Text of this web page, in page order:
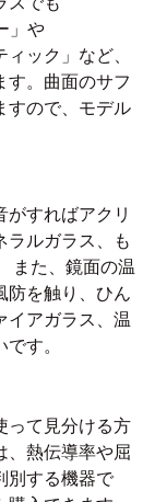
」や
ック」など、
す。曲面のサフ
すので、モデル
がすればアクリ
ラルガラス、も
また、鏡面の温
防を触り、ひん
イアガラス、温
す。
って見分ける方
、熱伝導率や屈
別する機器で